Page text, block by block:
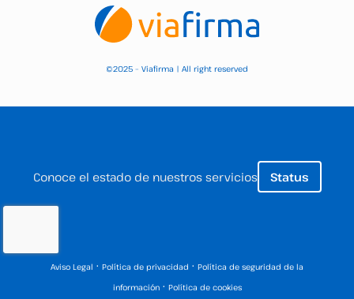
©2025 – Viafirma | All right reserved
Conoce el estado de nuestros servicios Status
Aviso Legal · Política de privacidad · Política de seguridad de la
información· Política de cookies